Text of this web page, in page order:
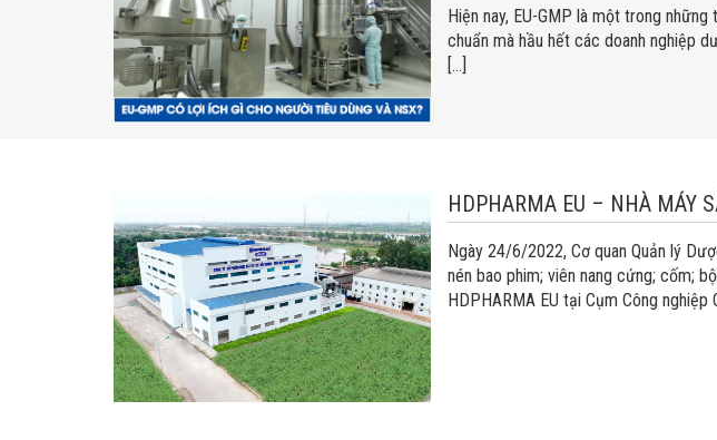
Hiện nay, EU-GMP là một trong
chuẩn mà hầu hết các doanh nghiệp
[…]
HDPHARMA EU – NHÀ MÁY
Ngày 24/6/2022, Cơ quan Quản lý
nén bao phim; viên nang cứng; cốm;
HDPHARMA EU tại Cụm Công nghiệp